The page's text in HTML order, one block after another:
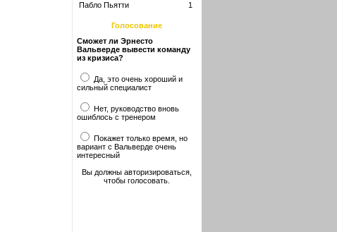
Пабло Пьятти
1
Голосование
Сможет ли Эрнесто
Вальверде вывести команду
из кризиса?
Да, это очень хороший и
сильный специалист
Нет, руководство вновь
ошиблось с тренером
Покажет только время, но
вариант с Вальверде очень
интересный
Вы должны авторизироваться,
чтобы голосовать.